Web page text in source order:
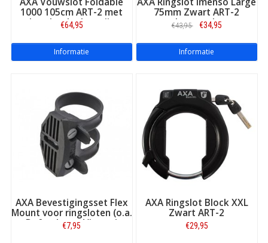
1000 105cm ART-2 met
houder donkergrijs
€64,95
Informatie
75mm Zwart ART-2
keurmerk
€43,95 €34,95
Informatie
AXA Bevestigingsset Flex
Mount voor ringsloten (o.a.
Defender en Victory)
€7,95
AXA Ringslot Block XXL
Zwart ART-2
€29,95